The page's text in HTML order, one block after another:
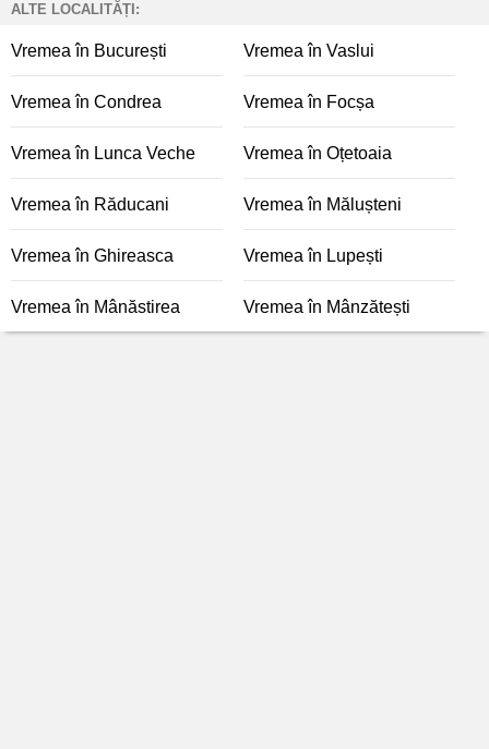
ALTE LOCALITĂȚI:
Vremea în București Vremea în Vaslui
Vremea în Condrea Vremea în Focșa
Vremea în Lunca Veche Vremea în Oțetoaia
Vremea în Răducani Vremea în Mălușteni
Vremea în Ghireasca Vremea în Lupești
Vremea în Mânăstirea Vremea în Mânzătești